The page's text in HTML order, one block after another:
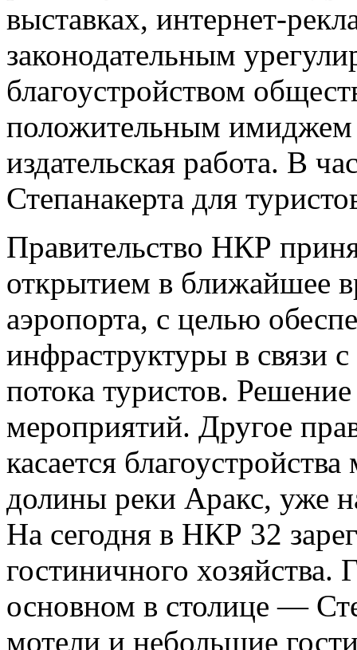
выставках, интернет-
законодательным
благоустройством
положительным имиджем
издательская работа. В
Степанакерта для
Правительство НКР
открытием в ближайшее
аэропорта, с целью
инфраструктуры в связи
потока туристов.
мероприятий. Другое
касается
долины реки Аракс, уже
На сегодня в НКР 32
гостиничного
основном в столице —
мотели и небольшие